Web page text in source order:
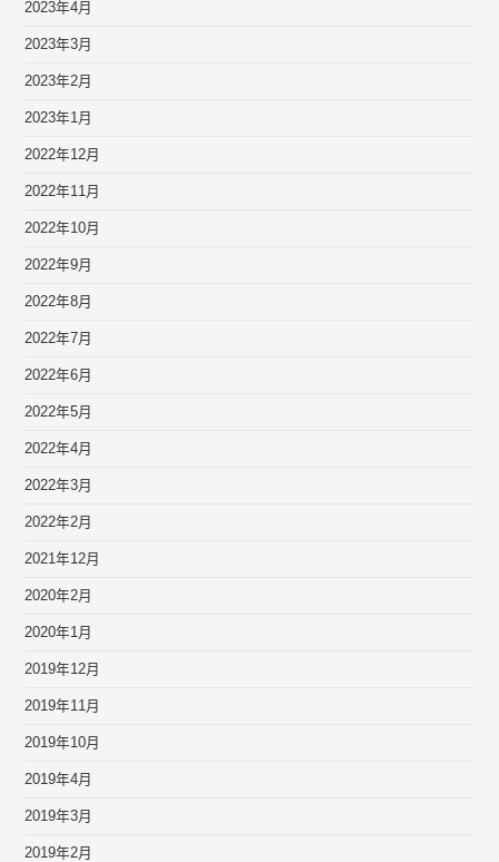
2023年4月
2023年3月
2023年2月
2023年1月
2022年12月
2022年11月
2022年10月
2022年9月
2022年8月
2022年7月
2022年6月
2022年5月
2022年4月
2022年3月
2022年2月
2021年12月
2020年2月
2020年1月
2019年12月
2019年11月
2019年10月
2019年4月
2019年3月
2019年2月